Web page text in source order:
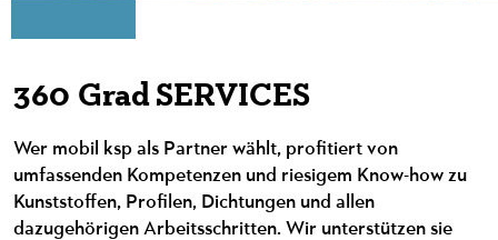
360 Grad SERVICES
Wer mobil ksp als Partner wählt, profitiert von
umfassenden Kompetenzen und riesigem Know-how zu
Kunststoffen, Profilen, Dichtungen und allen
dazugehörigen Arbeitsschritten. Wir unterstützen sie